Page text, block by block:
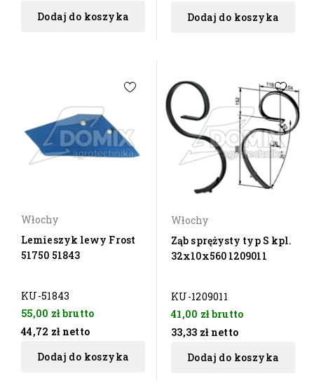
Dodaj do koszyka
Dodaj do koszyka
Włochy
Lemieszyk lewy Frost
51750 51843
KU-51843
55,00 złbrutto
44,72 zł netto
Dodaj do koszyka
Włochy
Ząb sprężysty typ S kpl.
32x10x560 1209011
KU-1209011
41,00 złbrutto
33,33 zł netto
Dodaj do koszyka